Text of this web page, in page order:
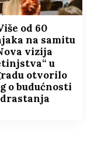
od 60
na samitu
vizija
u
otvorilo
o budućnosti